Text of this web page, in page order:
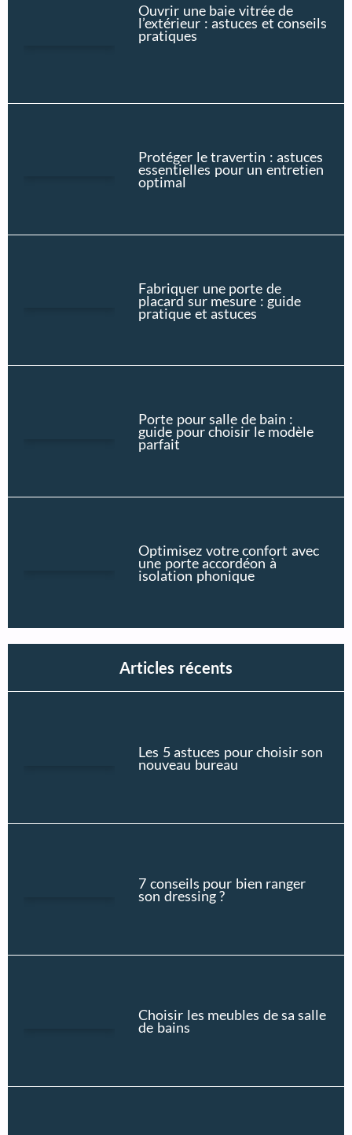
Ouvrir une baie vitrée de
l’extérieur : astuces et conseils
pratiques
Protéger le travertin : astuces
essentielles pour un entretien
optimal
Fabriquer une porte de
placard sur mesure : guide
pratique et astuces
Porte pour salle de bain :
guide pour choisir le modèle
parfait
Optimisez votre confort avec
une porte accordéon à
isolation phonique
Articles récents
Les 5 astuces pour choisir son
nouveau bureau
7 conseils pour bien ranger
son dressing ?
Choisir les meubles de sa salle
de bains